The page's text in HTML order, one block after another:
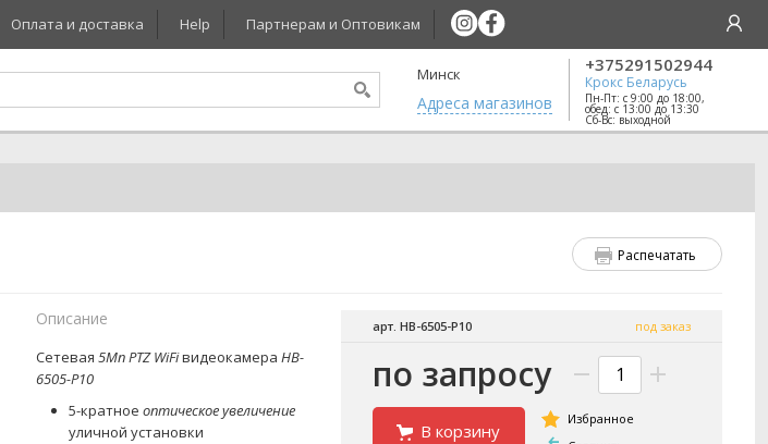
Оплата и доставка Help Партнерам и Оптовикам
Минск
Aдреса магазинов
+375291502944
Крокс Беларусь
Пн-Пт: с 9:00 до 18:00,
обед: с 13:00 до 13:30
Сб-Вс: выходной
Распечатать
арт. HB-6505-P10 под заказ
по запросу
В корзину
Описание
Cетевая 5МпPTZ WiFiвидеокамера HB-
6505-P10
5-кратное оптическое увеличение
уличной установки